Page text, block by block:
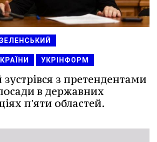
УКРІНФОРМ
з претендентами
в державних
п'яти областей.